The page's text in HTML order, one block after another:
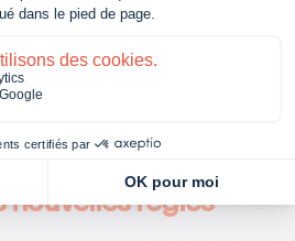
titres inscrits dans un PEA avant
d'imposition.
les investisseurs et salariés
sur les opérations de
nouvelles règles